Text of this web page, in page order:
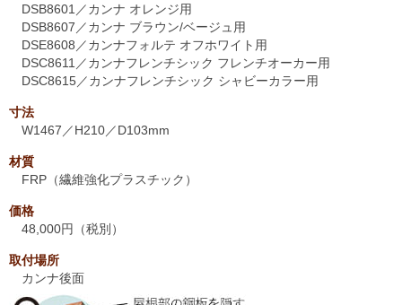
DSB8601／カンナ オレンジ用
DSB8607／カンナ ブラウン/ベージュ用
DSE8608／カンナフォルテ オフホワイト用
DSC8611／カンナフレンチシック フレンチオーカー用
DSC8615／カンナフレンチシック シャビーカラー用
寸法
W1467／H210／D103mm
材質
FRP（繊維強化プラスチック）
価格
48,000円（税別）
取付場所
カンナ後面